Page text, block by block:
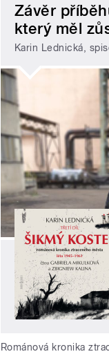
Závěr
který měl
Karin Lednická,
Románová kronika